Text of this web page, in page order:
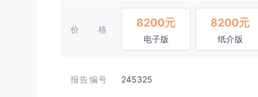
价格
8200元
电子版
8200元
纸介版
报告编号 245325